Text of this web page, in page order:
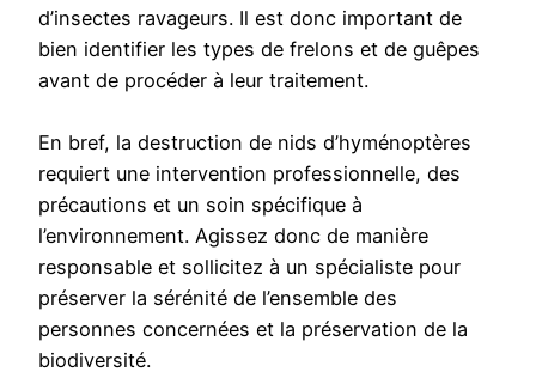
d’insectes ravageurs. Il est donc important de
bien identifier les types de frelons et de guêpes
avant de procéder à leur traitement.
En bref, la destruction de nids d’hyménoptères
requiert une intervention professionnelle, des
précautions et un soin spécifique à
l’environnement. Agissez donc de manière
responsable et sollicitez à un spécialiste pour
préserver la sérénité de l’ensemble des
personnes concernées et la préservation de la
biodiversité.